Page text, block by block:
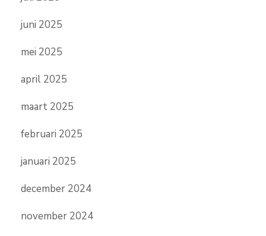
juni 2025
mei 2025
april 2025
maart 2025
februari 2025
januari 2025
december 2024
november 2024